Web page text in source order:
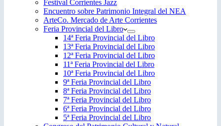
Festival Corrientes Jazz
Encuentro sobre Patrimonio Integral del NEA
ArteCo. Mercado de Arte Corrientes
Feria Provincial del Libro
14ª Feria Provincial del Libro
13ª Feria Provincial del Libro
12ª Feria Provincial del Libro
11ª Feria Provincial del Libro
10ª Feria Provincial del Libro
9ª Feria Provincial del Libro
8ª Feria Provincial del Libro
7ª Feria Provincial del Libro
6ª Feria Provincial del Libro
5ª Feria Provincial del Libro